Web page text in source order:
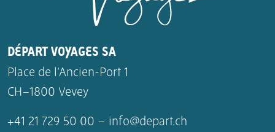
DÉPART VOYAGES SA
Place de l’Ancien-Port 1
CH–1800 Vevey
+41 21 729 50 00 – info@depart.ch